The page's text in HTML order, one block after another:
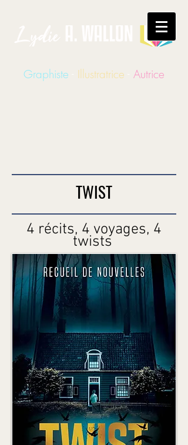
Graphiste Illustratrice Autrice
TWIST
4 récits, 4 voyages, 4
twists